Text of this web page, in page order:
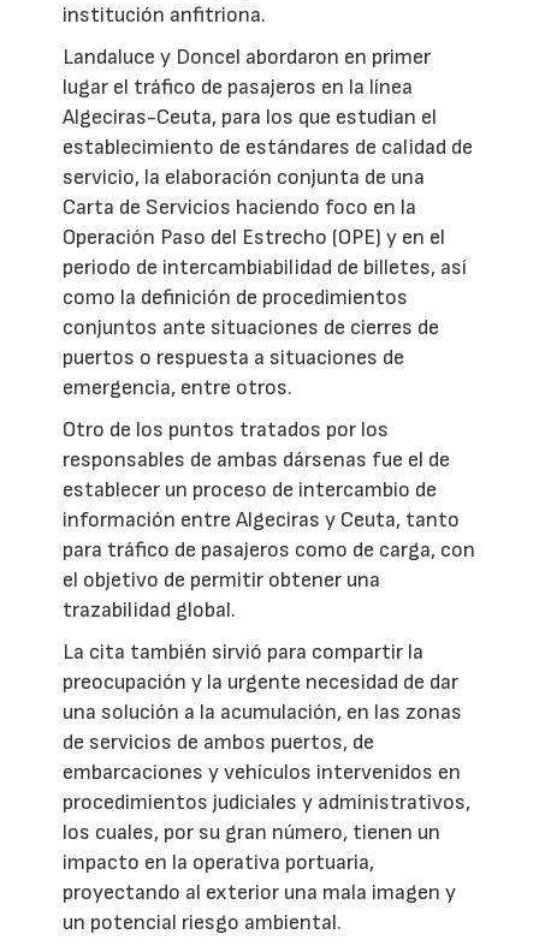
institución anfitriona.
Landaluce y Doncel abordaron en primer
lugar el tráfico de pasajeros en la línea
Algeciras-Ceuta, para los que estudian el
establecimiento de estándares de calidad de
servicio, la elaboración conjunta de una
Carta de Servicios haciendo foco en la
Operación Paso del Estrecho (OPE) y en el
periodo de intercambiabilidad de billetes, así
como la definición de procedimientos
conjuntos ante situaciones de cierres de
puertos o respuesta a situaciones de
emergencia, entre otros.
Otro de los puntos tratados por los
responsables de ambas dársenas fue el de
establecer un proceso de intercambio de
información entre Algeciras y Ceuta, tanto
para tráfico de pasajeros como de carga, con
el objetivo de permitir obtener una
trazabilidad global.
La cita también sirvió para compartir la
preocupación y la urgente necesidad de dar
una solución a la acumulación, en las zonas
de servicios de ambos puertos, de
embarcaciones y vehículos intervenidos en
procedimientos judiciales y administrativos,
los cuales, por su gran número, tienen un
impacto en la operativa portuaria,
proyectando al exterior una mala imagen y
un potencial riesgo ambiental.